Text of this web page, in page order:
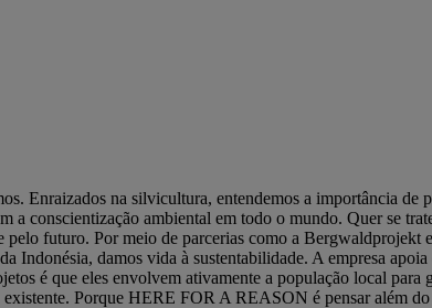
Enraizados na silvicultura, entendemos a importância de
a conscientização ambiental em todo o mundo. Quer se
futuro. Por meio de parcerias como a
damos vida à sustentabilidade. A empresa
é que eles envolvem ativamente a população local para
Porque HERE FOR A REASON é pensar além